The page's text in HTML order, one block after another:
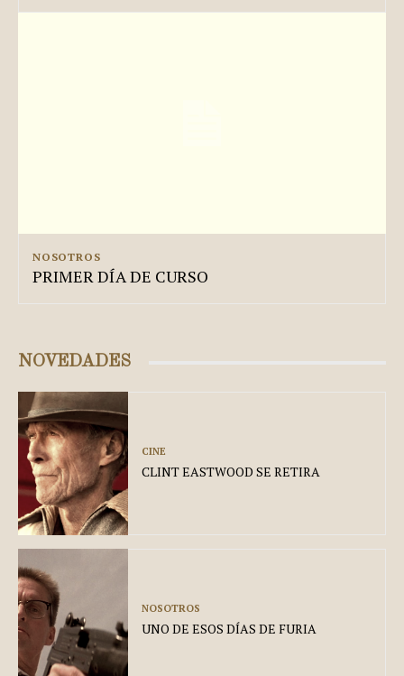
NOSOTROS
PRIMER DÍA DE CURSO
NOVEDADES
CINE
CLINT EASTWOOD SE RETIRA
NOSOTROS
UNO DE ESOS DÍAS DE FURIA